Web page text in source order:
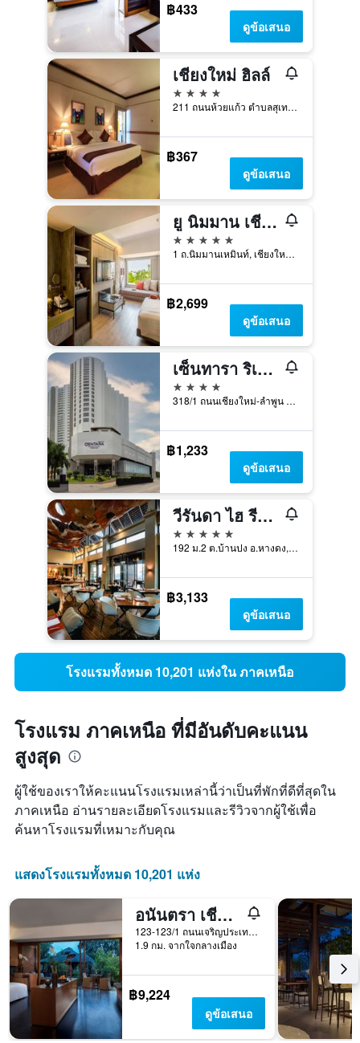
฿433
ดูข้อเสนอ
เชียงใหม่ ฮิลล์
4 ดาว
211 ถนนห้วยแก้ว ตำบลสุเทพ, เชียงใหม่, ประเทศไทย
฿367
ดูข้อเสนอ
ยู นิมมาน เชียงใหม่
5 ดาว
1 ถ.นิมมานเหมินท์, เชียงใหม่, ประเทศไทย
฿2,699
ดูข้อเสนอ
เซ็นทารา ริเวอร์ไซด์ เชียงใหม่
4 ดาว
318/1 ถนนเชียงใหม่-ลำพูน ตำบลวัดเกตุ, เชียงใหม่, ประเทศไทย
฿1,233
ดูข้อเสนอ
วีรันดา ไฮ รีสอร์ท เชียงใหม่ - เอ็มแกลอรี่
5 ดาว
192 ม.2 ต.บ้านปง อ.หางดง, หางดง, ประเทศไทย
฿3,133
ดูข้อเสนอ
โรงแรมทั้งหมด 10,201 แห่งใน ภาคเหนือ
โรงแรม ภาคเหนือ ที่มีอันดับคะแนน
สูงสุด
ผู้ใช้ของเราให้คะแนนโรงแรมเหล่านี้ว่าเป็นที่พักที่ดีที่สุดใน
ภาคเหนือ อ่านรายละเอียดโรงแรมและรีวิวจากผู้ใช้เพื่อ
ค้นหาโรงแรมที่เหมาะกับคุณ
แสดงโรงแรมทั้งหมด 10,201 แห่ง
อนันตรา เชียงใหม่ รีสอร์ท
123-123/1 ถนนเจริญประเทศ, เชียงใหม่, ประเทศไทย
1.9 กม. จากใจกลางเมือง
฿9,224
ดูข้อเสนอ